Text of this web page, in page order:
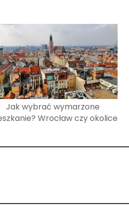
Jak wybrać wymarzone
Wrocław czy okolice